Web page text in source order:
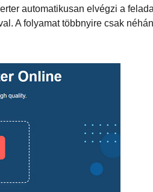
automatikusan elvégzi a
A folyamat többnyire csak